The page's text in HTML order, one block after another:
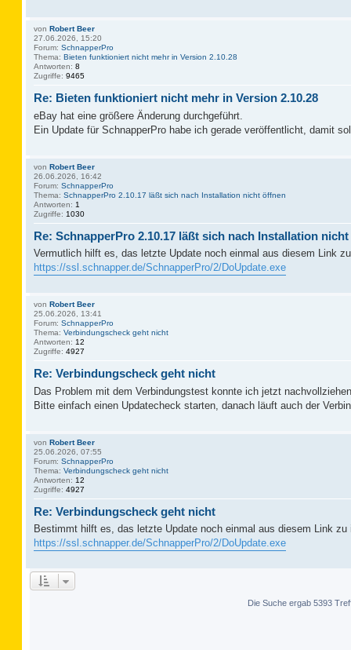
von Robert Beer
27.06.2026, 15:20
Forum: SchnapperPro
Thema: Bieten funktioniert nicht mehr in Version 2.10.28
Antworten: 8
Zugriffe: 9465
Re: Bieten funktioniert nicht mehr in Version 2.10.28
eBay hat eine größere Änderung durchgeführt.
Ein Update für SchnapperPro habe ich gerade veröffentlicht, damit
von Robert Beer
26.06.2026, 16:42
Forum: SchnapperPro
Thema: SchnapperPro 2.10.17 läßt sich nach Installation nicht öffnen
Antworten: 1
Zugriffe: 1030
Re: SchnapperPro 2.10.17 läßt sich nach Installation
Vermutlich hilft es, das letzte Update noch einmal aus diesem Link
https://ssl.schnapper.de/SchnapperPro/2/DoUpdate.exe
von Robert Beer
25.06.2026, 13:41
Forum: SchnapperPro
Thema: Verbindungscheck geht nicht
Antworten: 12
Zugriffe: 4927
Re: Verbindungscheck geht nicht
Das Problem mit dem Verbindungstest konnte ich jetzt
Bitte einfach einen Updatecheck starten, danach läuft auch der
von Robert Beer
25.06.2026, 07:55
Forum: SchnapperPro
Thema: Verbindungscheck geht nicht
Antworten: 12
Zugriffe: 4927
Re: Verbindungscheck geht nicht
Bestimmt hilft es, das letzte Update noch einmal aus diesem Link zu
https://ssl.schnapper.de/SchnapperPro/2/DoUpdate.exe
Die Suche ergab 5393